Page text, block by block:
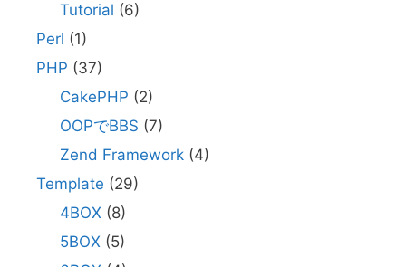
Tutorial (6)
Perl (1)
PHP (37)
CakePHP (2)
OOPでBBS (7)
Zend Framework(4)
Template (29)
4BOX(8)
5BOX(5)